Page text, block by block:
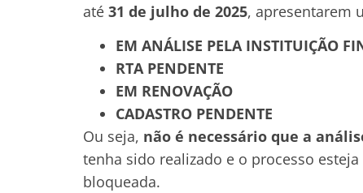
até 31 de julho de 2025, apresentarem
EM ANÁLISE PELA INSTITUIÇÃO
RTA PENDENTE
EM RENOVAÇÃO
CADASTRO PENDENTE
Ou seja, não é necessário que a
tenha sido realizado e o processo
bloqueada.